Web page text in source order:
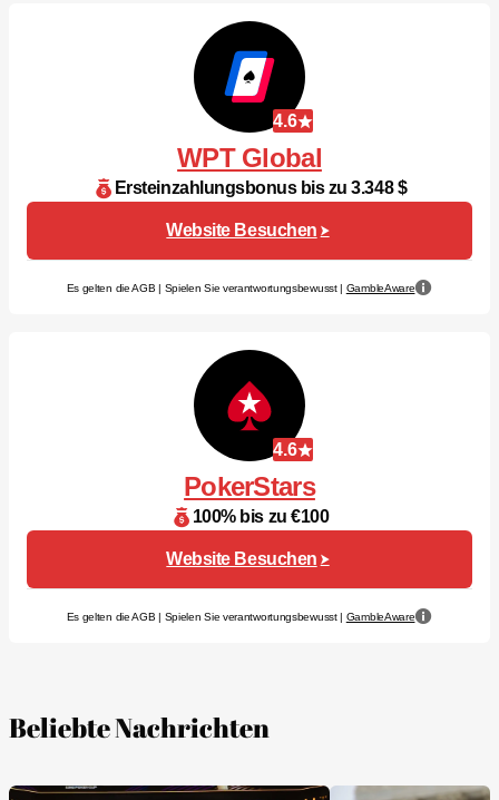
4.6
WPT Global
Ersteinzahlungsbonus bis zu 3.348 $
Website Besuchen
Es gelten die AGB | Spielen Sie verantwortungsbewusst | GambleAware
4.6
PokerStars
100% bis zu €100
Website Besuchen
Es gelten die AGB | Spielen Sie verantwortungsbewusst | GambleAware
Beliebte Nachrichten